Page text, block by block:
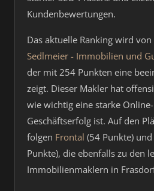
Kundenbewertungen.
Das aktuelle Ranking wird von
Sedlmeier - Immobilien und
der mit 254 Punkten eine
zeigt. Dieser Makler hat
wie wichtig eine starke
Geschäftserfolg ist. Auf den
folgen Frontal (54 Punkte) und
Punkte), die ebenfalls zu den
Immobilienmaklern in